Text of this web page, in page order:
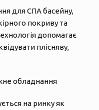
для СПА басейну,
покриву та
допомагає
плісняву,
обладнання
на ринку як